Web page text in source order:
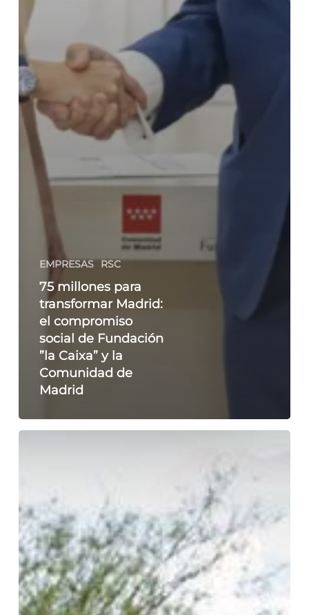
EMPRESAS RSC
75 millones para
transformar Madrid:
el compromiso
social de Fundación
”la Caixa” y la
Comunidad de
Madrid